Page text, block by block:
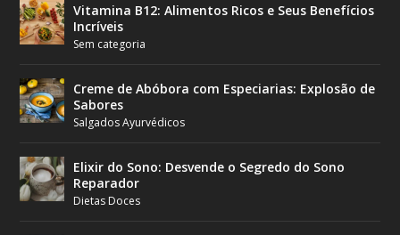
Vitamina B12: Alimentos Ricos e Seus Benefícios
Incríveis
Sem categoria
Creme de Abóbora com Especiarias: Explosão de
Sabores
Salgados Ayurvédicos
Elixir do Sono: Desvende o Segredo do Sono
Reparador
Dietas Doces